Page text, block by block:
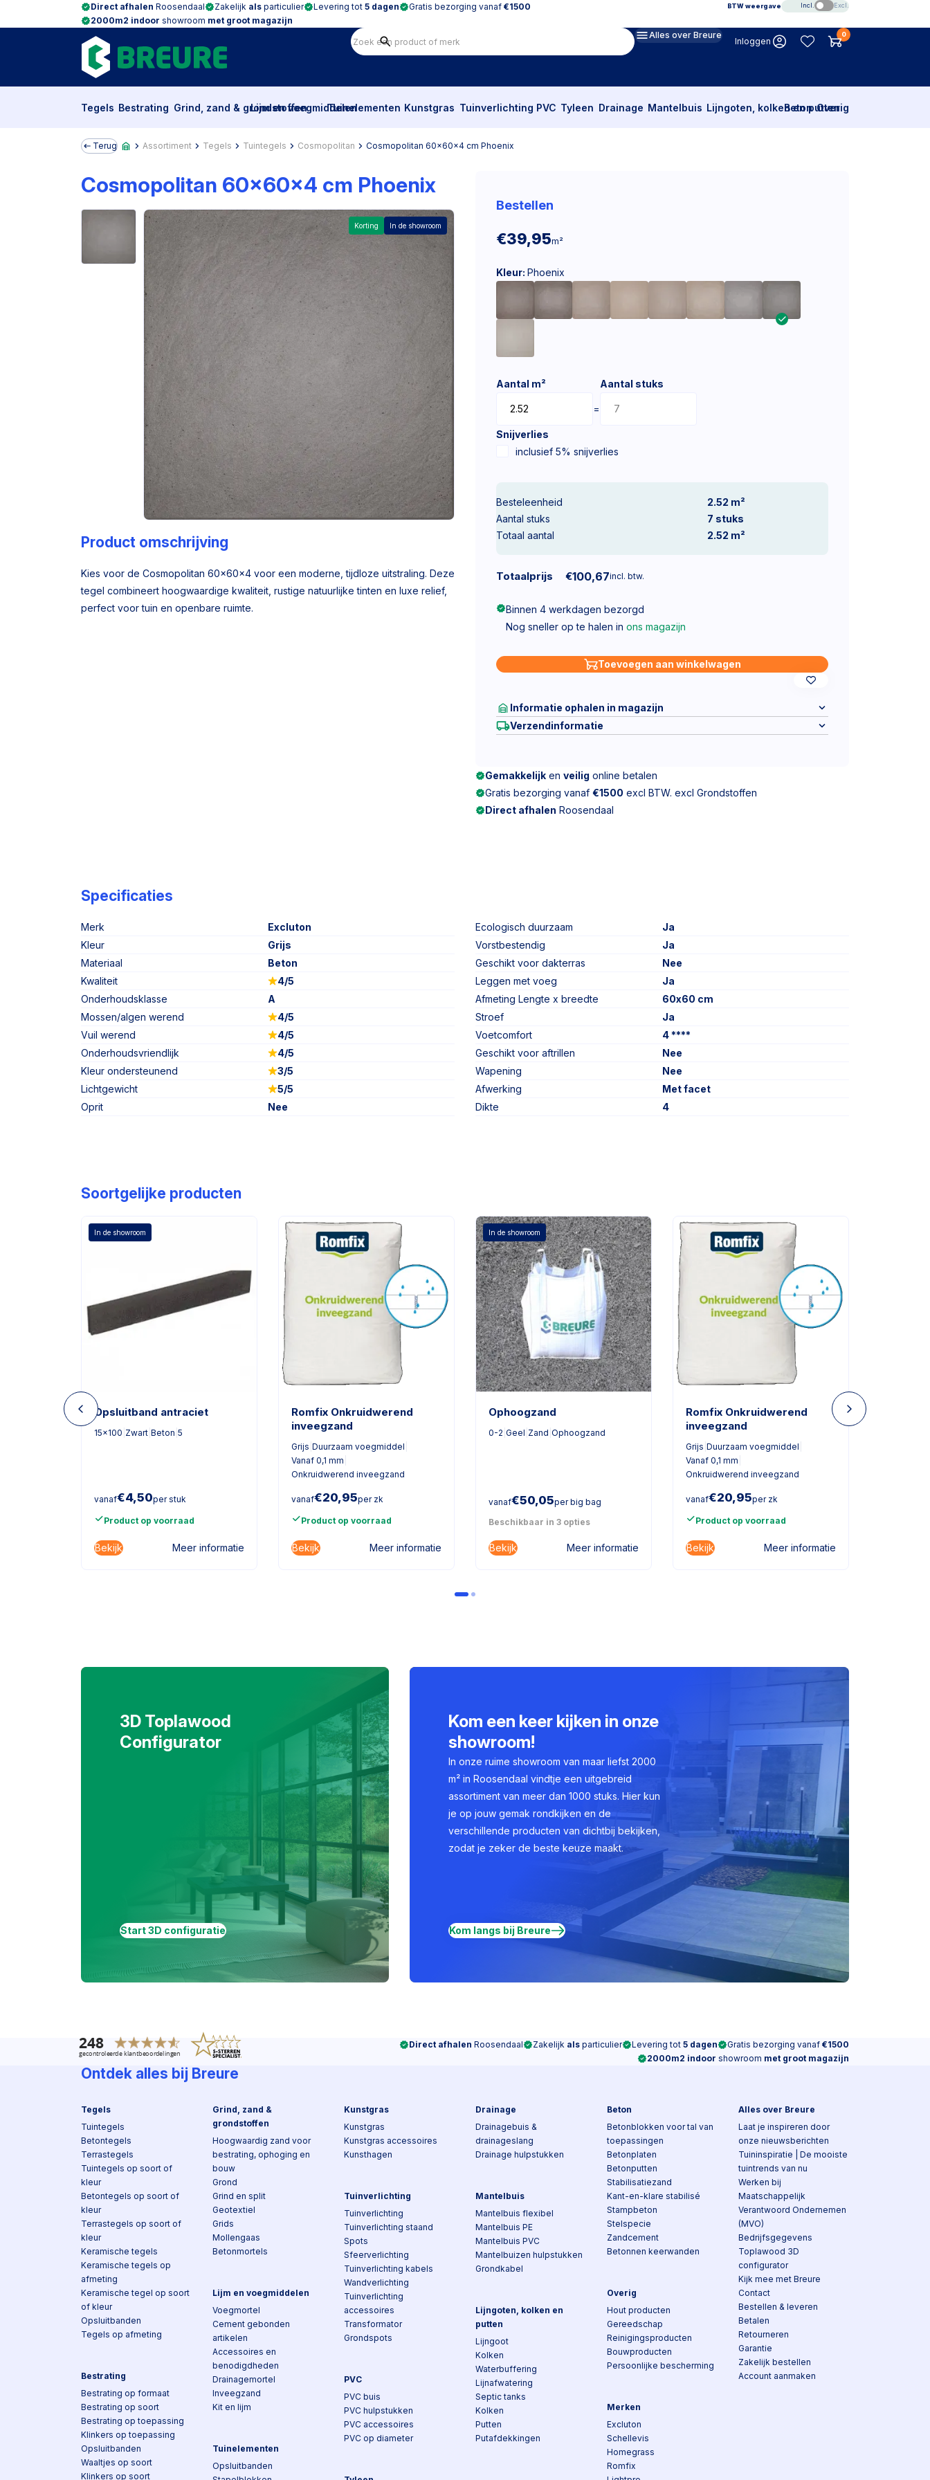
Direct afhalen Roosendaal Zakelijk als particulier Levering tot 5 dagen Gratis bezorging vanaf €1500
2000m2 indoor showroom met groot magazijn
BTW weergave Incl. Excl.
Alles over Breure
Inloggen
0
Tegels Bestrating Grind, zand & grondstoffen
Lijm en voegmiddelenTuinelementen Kunstgras Tuinverlichting PVC Tyleen Drainage Mantelbuis Lijngoten, kolken en putten
Beton Overig
Terug Assortiment Tegels Tuintegels Cosmopolitan Cosmopolitan 60x60x4 cm Phoenix
Cosmopolitan 60x60x4 cm Phoenix
Korting In de showroom
Product omschrijving
Kies voor de Cosmopolitan 60x60x4 voor een moderne, tijdloze uitstraling. Deze
tegel combineert hoogwaardige kwaliteit, rustige natuurlijke tinten en luxe relief,
perfect voor tuin en openbare ruimte.
Bestellen
€39,95m²
Kleur: Phoenix
Aantal m²
=
Aantal stuks
Snijverlies
inclusief 5% snijverlies
Besteleenheid
2.52 m²
Aantal stuks
7 stuks
Totaal aantal
2.52 m²
Totaalprijs €100,67incl. btw.
Binnen 4 werkdagen bezorgd
Nog sneller op te halen in ons magazijn
Toevoegen aan winkelwagen
Informatie ophalen in magazijn
Verzendinformatie
Gemakkelijk en veilig online betalen
Gratis bezorging vanaf €1500 excl BTW. excl Grondstoffen
Direct afhalen Roosendaal
Specificaties
Merk
Excluton
Kleur
Grijs
Materiaal
Beton
Kwaliteit
4/5
Onderhoudsklasse
A
Mossen/algen werend
4/5
Vuil werend
4/5
Onderhoudsvriendlijk
4/5
Kleur ondersteunend
3/5
Lichtgewicht
5/5
Oprit
Nee
Ecologisch duurzaam
Ja
Vorstbestendig
Ja
Geschikt voor dakterras
Nee
Leggen met voeg
Ja
Afmeting Lengte x breedte
60x60 cm
Stroef
Ja
Voetcomfort
4 ****
Geschikt voor aftrillen
Nee
Wapening
Nee
Afwerking
Met facet
Dikte
4
Soortgelijke producten
In de showroom
Opsluitband antraciet
15x100 Zwart Beton 5
vanaf€4,50per stuk
Product op voorraad
Bekijk Meer informatie
Romfix Onkruidwerend
inveegzand
Grijs Duurzaam voegmiddel
Vanaf 0,1 mm
Onkruidwerend inveegzand
vanaf€20,95per zk
Product op voorraad
Bekijk Meer informatie
In de showroom
Ophoogzand
0-2 Geel Zand Ophoogzand
vanaf€50,05per big bag
Beschikbaar in 3 opties
Bekijk Meer informatie
Romfix Onkruidwerend
inveegzand
Grijs Duurzaam voegmiddel
Vanaf 0,1 mm
Onkruidwerend inveegzand
vanaf€20,95per zk
Product op voorraad
Bekijk Meer informatie
3D Toplawood
Configurator
Start 3D configuratie
Kom een keer kijken in onze
showroom!
In onze ruime showroom van maar liefst 2000
m² in Roosendaal vindtje een uitgebreid
assortiment van meer dan 1000 stuks. Hier kun
je op jouw gemak rondkijken en de
verschillende producten van dichtbij bekijken,
zodat je zeker de beste keuze maakt.
Kom langs bij Breure
Direct afhalen Roosendaal Zakelijk als particulier Levering tot 5 dagen Gratis bezorging vanaf €1500
2000m2 indoor showroom met groot magazijn
Ontdek alles bij Breure
Tegels
Tuintegels
Betontegels
Terrastegels
Tuintegels op soort of
kleur
Betontegels op soort of
kleur
Terrastegels op soort of
kleur
Keramische tegels
Keramische tegels op
afmeting
Keramische tegel op soort
of kleur
Opsluitbanden
Tegels op afmeting
Bestrating
Bestrating op formaat
Bestrating op soort
Bestrating op toepassing
Klinkers op toepassing
Opsluitbanden
Waaltjes op soort
Klinkers op soort
Grind, zand &
grondstoffen
Hoogwaardig zand voor
bestrating, ophoging en
bouw
Grond
Grind en split
Geotextiel
Grids
Mollengaas
Betonmortels
Lijm en voegmiddelen
Voegmortel
Cement gebonden
artikelen
Accessoires en
benodigdheden
Drainagemortel
Inveegzand
Kit en lijm
Tuinelementen
Opsluitbanden
Kunstgras
Kunstgras
Kunstgras accessoires
Kunsthagen
Tuinverlichting
Tuinverlichting
Tuinverlichting staand
Spots
Sfeerverlichting
Tuinverlichting kabels
Wandverlichting
Tuinverlichting
accessoires
Transformator
Grondspots
PVC
PVC buis
PVC hulpstukken
PVC accessoires
PVC op diameter
Drainage
Drainagebuis &
drainageslang
Drainage hulpstukken
Mantelbuis
Mantelbuis flexibel
Mantelbuis PE
Mantelbuis PVC
Mantelbuizen hulpstukken
Grondkabel
Lijngoten, kolken en
putten
Lijngoot
Kolken
Waterbuffering
Lijnafwatering
Septic tanks
Kolken
Putten
Putafdekkingen
Beton
Betonblokken voor tal van
toepassingen
Betonplaten
Betonputten
Stabilisatiezand
Kant-en-klare stabilisé
Stampbeton
Stelspecie
Zandcement
Betonnen keerwanden
Overig
Hout producten
Gereedschap
Reinigingsproducten
Bouwproducten
Persoonlijke bescherming
Merken
Excluton
Schellevis
Homegrass
Romfix
Alles over Breure
Laat je inspireren door
onze nieuwsberichten
Tuininspiratie | De mooiste
tuintrends van nu
Werken bij
Maatschappelijk
Verantwoord Ondernemen
(MVO)
Bedrijfsgegevens
Toplawood 3D
configurator
Kijk mee met Breure
Contact
Bestellen & leveren
Betalen
Retourneren
Garantie
Zakelijk bestellen
Account aanmaken